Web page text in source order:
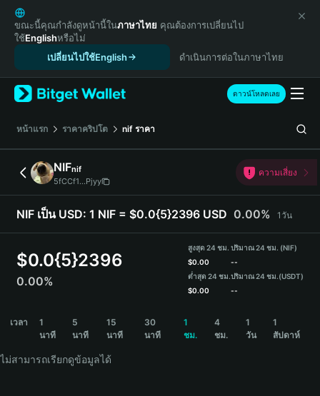
English
日本語
Tiếng Việt
Español (Latinoamérica)
Türkçe
Français
Deutsch
简体中文
繁體中文
Português (Portugal)
Bahasa Indonesia
ภาษาไทย
Español
Español (Argentina)
ขณะนี้คุณกำลังดูหน้านี้ในภาษาไทย คุณต้องการเปลี่ยนไป
ใช้Englishหรือไม่
เปลี่ยนไปใช้English
ดำเนินการต่อในภาษาไทย
ดาวน์โหลดเลย
หน้าแรก ราคาคริปโต nif ราคา
NIFnif
5fCCf1...Pjyy
ความเสี่ยง
NIF เป็น USD: 1 NIF = $0.0{5}2396 USD 0.00% 1วัน
$0.0{5}2396
0.00%
สูงสุด 24 ชม.
$0.00
ต่ำสุด 24 ชม.
$0.00
ปริมาณ 24 ชม. (NIF)
--
ปริมาณ 24 ชม.(USDT)
--
เวลา
1
นาที
5
นาที
15
นาที
30
นาที
1
ชม.
4
ชม.
1
วัน
1
สัปดาห์
ไม่สามารถเรียกดูข้อมูลได้